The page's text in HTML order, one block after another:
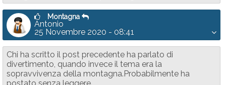
Montagna
Antonio
25 Novembre 2020 - 08:41
Chi ha scritto il post precedente ha parlato di
divertimento, quando invece il tema era la
sopravvivenza della montagna.Probabilmente ha
postato senza leggere.